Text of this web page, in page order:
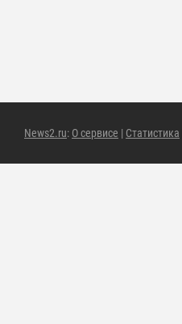
News2.ru: О сервисе | Статистика